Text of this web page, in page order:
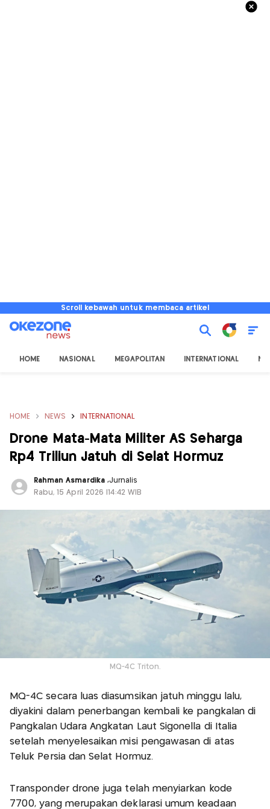
Scroll kebawah untuk membaca artikel
HOME NASIONAL MEGAPOLITAN INTERNATIONAL
HOME NEWS INTERNATIONAL
Drone Mata-Mata Militer AS Seharga
Rp4 Triliun Jatuh di Selat Hormuz
Rahman Asmardika ,Jurnalis
Rabu, 15 April 2026 |14:42 WIB
MQ-4C Triton.
MQ-4C secara luas diasumsikan jatuh minggu lalu,
diyakini dalam penerbangan kembali ke pangkalan di
Pangkalan Udara Angkatan Laut Sigonella di Italia
setelah menyelesaikan misi pengawasan di atas
Teluk Persia dan Selat Hormuz.
Transponder drone juga telah menyiarkan kode
7700, yang merupakan deklarasi umum keadaan